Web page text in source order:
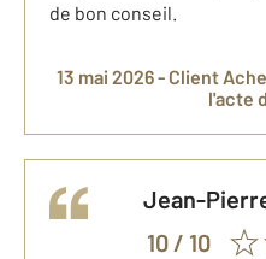
de bon conseil.
13 mai 2026 - Client
l'acte
Jean-
10/ 10